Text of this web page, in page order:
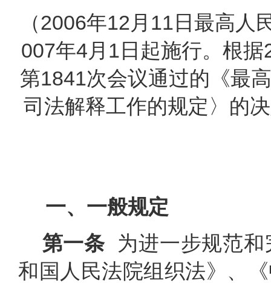
（2006年12月11日最高
007年4月1日起施行。根
第1841次会议通过的《最
司法解释工作的规定〉的
一、一般规定
第一条 为进一步规范
和国人民法院组织法》、